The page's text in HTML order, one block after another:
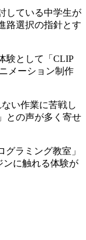
している中学生が
路選択の指針とす
験として「CLIP
メーション制作
い作業に苦戦し
との声が多く寄せ
グラミング教室」
ンに触れる体験が